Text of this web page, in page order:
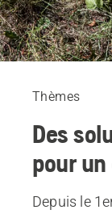
Thèmes
Des
pour
Depuis le